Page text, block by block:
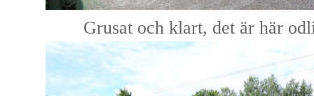
Grusat och klart, det är här